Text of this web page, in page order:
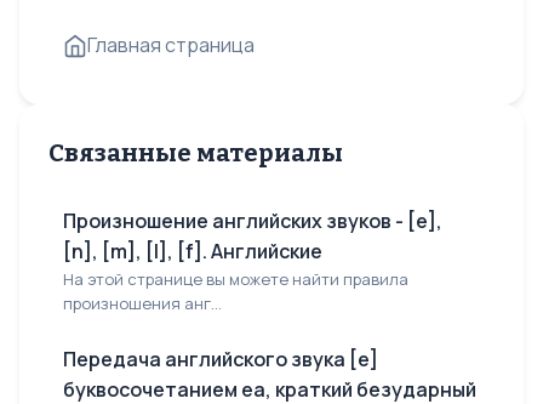
Главная страница
Связанные материалы
Произношение английских звуков - [e],
[n], [m], [l], [f]. Английские
На этой странице вы можете найти правила
произношения анг...
Передача английского звука [e]
буквосочетанием еа, краткий безударный